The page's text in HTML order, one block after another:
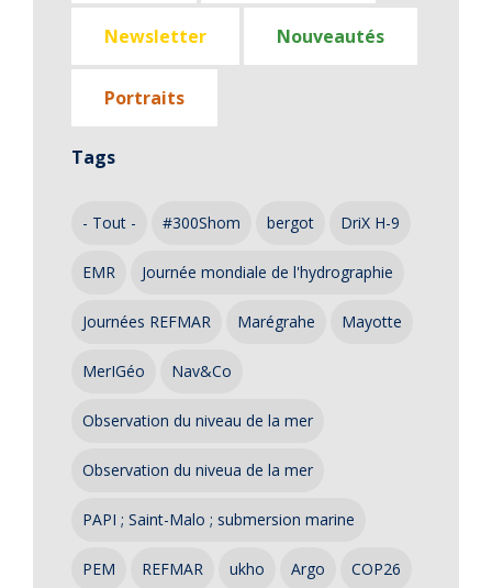
Newsletter Nouveautés
Portraits
Tags
- Tout - #300Shom bergot DriX H-9
EMR Journée mondiale de l'hydrographie
Journées REFMAR Marégrahe Mayotte
MerIGéo Nav&Co
Observation du niveau de la mer
Observation du niveua de la mer
PAPI ; Saint-Malo ; submersion marine
PEM REFMAR ukho Argo COP26